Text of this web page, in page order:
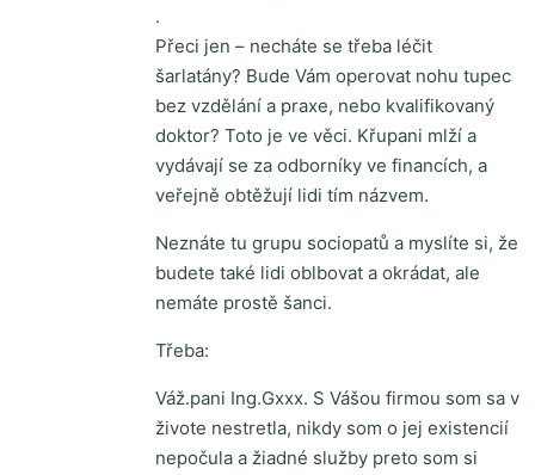
.
Přeci jen – necháte se třeba léčit
šarlatány? Bude Vám operovat nohu tupec
bez vzdělání a praxe, nebo kvalifikovaný
doktor? Toto je ve věci. Křupani mlží a
vydávají se za odborníky ve financích, a
veřejně obtěžují lidi tím názvem.
Neznáte tu grupu sociopatů a myslíte si, že
budete také lidi oblbovat a okrádat, ale
nemáte prostě šanci.
Třeba:
Váž.pani Ing.Gxxx. S Vášou firmou som sa v
živote nestretla, nikdy som o jej existencií
nepočula a žiadné služby preto som si